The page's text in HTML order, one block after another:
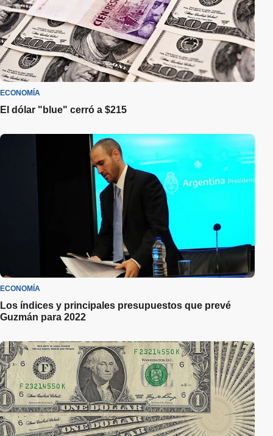
ECONOMÍA
El dólar "blue" cerró a $215
ECONOMÍA
Los índices y principales presupuestos que prevé
Guzmán para 2022